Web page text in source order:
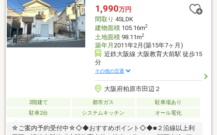
開催中】初めてでご不安な方、各借入限度額を知りたい方資金・
支払い計画を立てたい方、住み替えをお考えの方無料相談受付中
です♪是非お気軽にお電話ください！
1,990万円
間取り 4SLDK
建物面積105.16m2
土地面積98.11m2
築年月 2011年2月(築15年7ヶ月)
近鉄大阪線 大阪教育大前駅 徒歩15
分
その他の交通
大阪府柏原市田辺２
2階建て 都市ガス
駐車場あり
駐車2台
システムキッチン オール電化
☆ご案内予約受付中☆◇◆おすすめポイント◇◆■２沿線以上利